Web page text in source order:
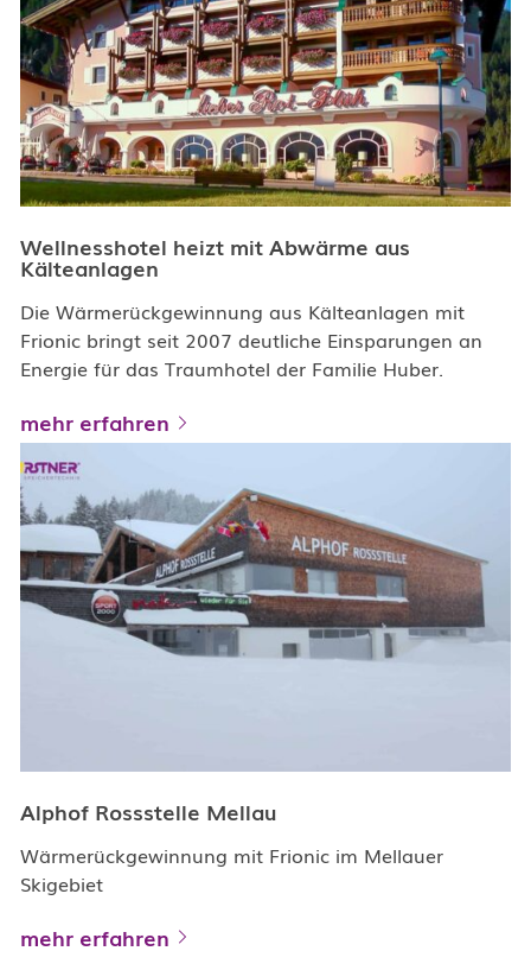
Wellnesshotel heizt mit Abwärme aus
Kälteanlagen
Die Wärmerückgewinnung aus Kälteanlagen mit
Frionic bringt seit 2007 deutliche Einsparungen an
Energie für das Traumhotel der Familie Huber.
mehr erfahren
Alphof Rossstelle Mellau
Wärmerückgewinnung mit Frionic im Mellauer
Skigebiet
mehr erfahren